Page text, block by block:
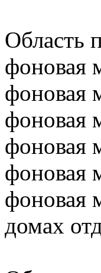
Область
фоновая
фоновая
фоновая
фоновая
фоновая
фоновая
домах